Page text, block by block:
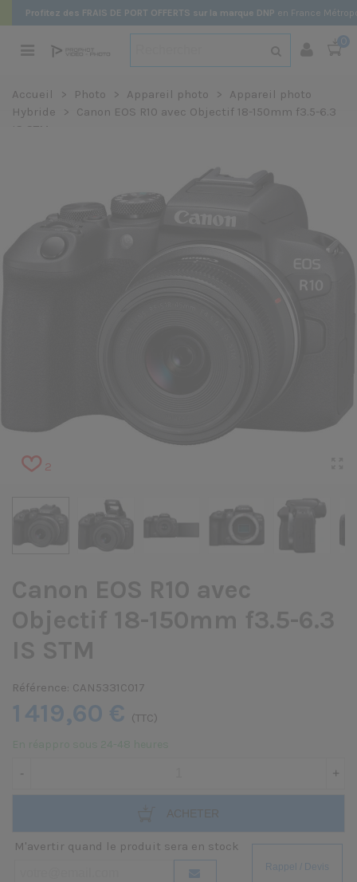
Profitez des FRAIS DE PORT OFFERTS sur la marque DNP en France
0
Accueil > Photo > Appareil photo >
Appareil photo
Hybride
>
Canon EOS R10 avec Objectif 18-150mm f3.5-6.3
IS STM
2
Référence: CAN5331C017
1 419,60 € (TTC)
- +
ACHETER
M'avertir quand le produit sera en stock